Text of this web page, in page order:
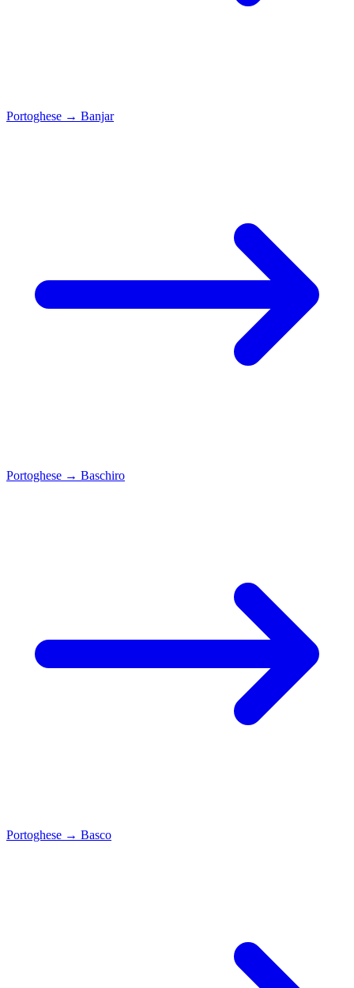
Portoghese → Banjar
Portoghese → Baschiro
Portoghese → Basco